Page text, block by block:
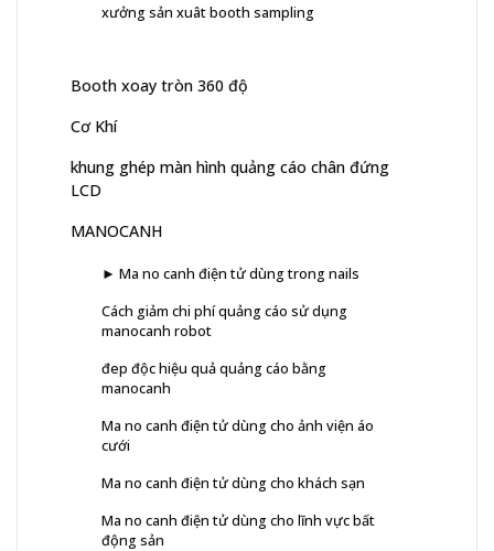
xưởng sản xuât booth sampling
Booth xoay tròn 360 độ
Cơ Khí
khung ghép màn hình quảng cáo chân đứng
LCD
MANOCANH
► Ma no canh điện tử dùng trong nails
Cách giảm chi phí quảng cáo sử dụng
manocanh robot
đep độc hiệu quả quảng cáo bằng
manocanh
Ma no canh điện tử dùng cho ảnh viện áo
cưới
Ma no canh điện tử dùng cho khách sạn
Ma no canh điện tử dùng cho lĩnh vực bất
động sản